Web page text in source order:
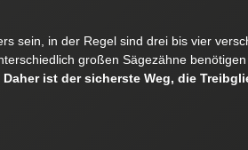
sein, in der Regel sind drei bis vier
großen Sägezähne
Daher ist der sicherste Weg, die